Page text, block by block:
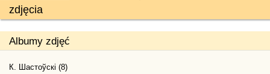
zdjęcia
Albumy zdjęć
К. Шастоўскі (8)